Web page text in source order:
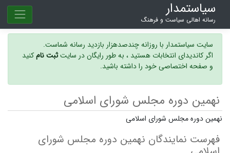
سیاستمدار
رسانه اهالی سیاست و فرهنگ
سایت سیاستمدار با روزانه چندصدهزار بازدید رسانه شماست.
اگر کاندیدای انتخابات هستید ، به طور رایگان در سایتثبت نامکنید
و صفحه اختصاصی خود را داشته باشید.
نهمین دوره مجلس شورای اسلامی
نهمین دوره مجلس شورای اسلامی
فهرست نمایندگان نهمین دوره مجلس شورای